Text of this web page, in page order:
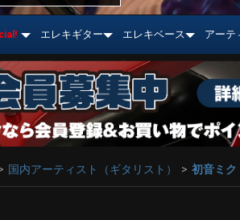
エレキギター エレキベース アーテ
国内アーティスト（ギタリスト） 初音ミク